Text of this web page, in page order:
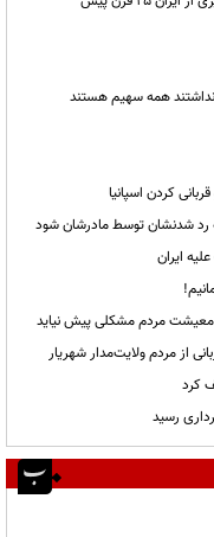
نداشتند همه سهیم هستند
کردن اسپانیا
رد شدنشان توسط مادرشان شود
ایران
معیشت مردم مشکلی پیش نیاید
کرد